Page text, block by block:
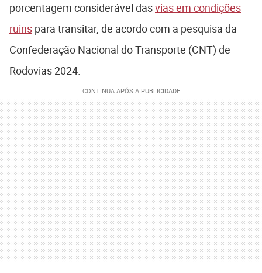
porcentagem considerável dasvias em condições
ruins para transitar, de acordo com a pesquisa da
Confederação Nacional do Transporte (CNT) de
Rodovias 2024.